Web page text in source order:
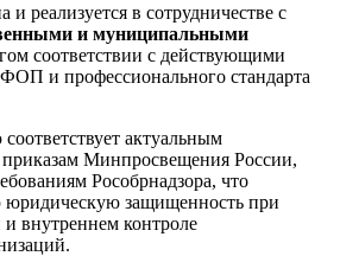
и реализуется в сотрудничестве с
и муниципальными
соответствии с действующими
и профессионального стандарта
актуальным
Минпросвещения России,
Рособрнадзора, что
юридическую защищенность при
и внутреннем контроле